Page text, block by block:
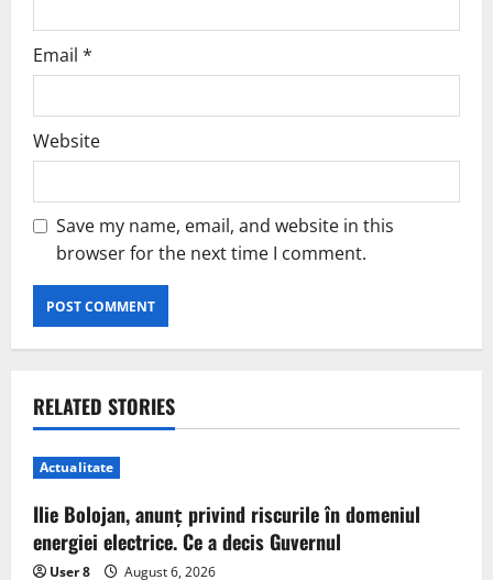
Email *
Website
Save my name, email, and website in this
browser for the next time I comment.
RELATED STORIES
Actualitate
Ilie Bolojan, anunț privind riscurile în domeniul
energiei electrice. Ce a decis Guvernul
User 8
August 6, 2026